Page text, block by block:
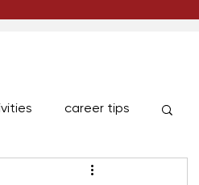
career tips